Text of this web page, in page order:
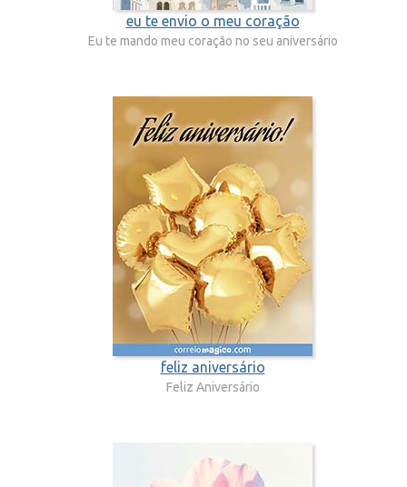
eu te envio o meu coração
Eu te mando meu coração no seu aniversário
feliz aniversário
Feliz Aniversário